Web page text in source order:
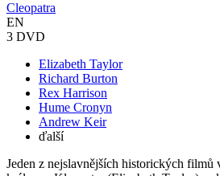
Cleopatra
EN
3 DVD
Elizabeth Taylor
Richard Burton
Rex Harrison
Hume Cronyn
Andrew Keir
ďalší
Jeden z nejslavnějších historických filmů